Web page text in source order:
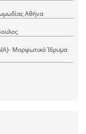
Καραγιώργη Κλέαρχου, Σκηνή Νέας Αττικής Κωμωδίας Αθήνα
Μορφωτικό Ίδρυμα